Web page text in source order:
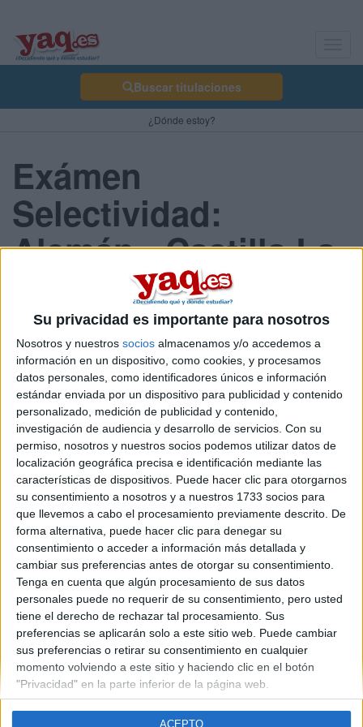
Su privacidad es importante para nosotros
Nosotros y nuestros socios almacenamos y/o accedemos a
información en un dispositivo, como cookies, y procesamos
datos personales, como identificadores únicos e información
estándar enviada por un dispositivo para publicidad y contenido
personalizado, medición de publicidad y contenido,
investigación de audiencia y desarrollo de servicios. Con su
permiso, nosotros y nuestros socios podemos utilizar datos de
localización geográfica precisa e identificación mediante las
características de dispositivos. Puede hacer clic para otorgarnos
su consentimiento a nosotros y a nuestros 1733 socios para
que llevemos a cabo el procesamiento previamente descrito. De
forma alternativa, puede hacer clic para denegar su
consentimiento o acceder a información más detallada y
cambiar sus preferencias antes de otorgar su consentimiento.
Tenga en cuenta que algún procesamiento de sus datos
personales puede no requerir de su consentimiento, pero usted
tiene el derecho de rechazar tal procesamiento. Sus
preferencias se aplicarán solo a este sitio web. Puede cambiar
sus preferencias o retirar su consentimiento en cualquier
momento volviendo a este sitio y haciendo clic en el botón
"Privacidad" en la parte inferior de la página web.
ACEPTO
Buscar titulaciones
¿Dónde estoy?
Exámen
Selectividad:
Alemán - Castilla La
Mancha 2013 Junio
Comunidad:
Castilla La Mancha
Año del examen:
2013
Mes de examen:
Junio
Asignatura:
Alemán
Fichero Examen:
examen-selectividad-aleman-castilla-mancha-2013-junio.pdf
Quiénes somos| Contactar| Anúnciate
Aviso legal|Politica de privacidad|Condiciones generales
de cookies
© 2003-2026Compás Mediterráneo S.L.- Diego de León 47 - 28006
Madrid [ESPAÑA] - Tel. +34 91 593 2767